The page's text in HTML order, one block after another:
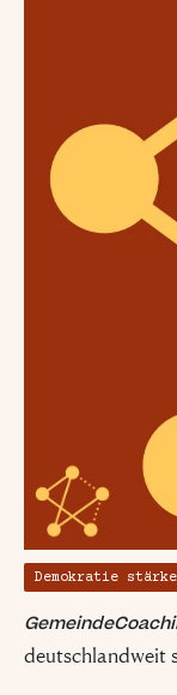
Demokratie
deutschlandweit